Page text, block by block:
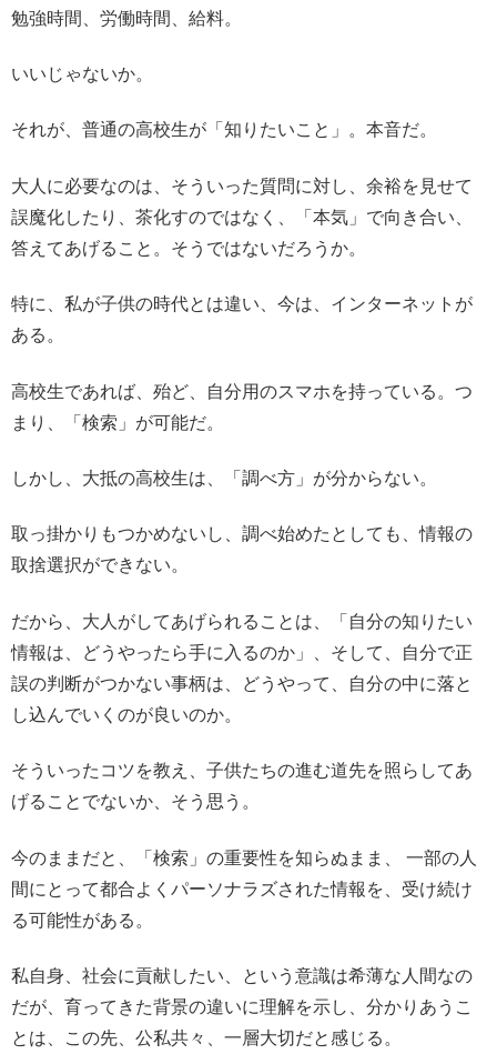
勉強時間、労働時間、給料。
いいじゃないか。
それが、普通の高校生が「知りたいこと」。本音だ。
大人に必要なのは、そういった質問に対し、余裕を見せて
誤魔化したり、茶化すのではなく、「本気」で向き合い、
答えてあげること。そうではないだろうか。
特に、私が子供の時代とは違い、今は、インターネットが
ある。
高校生であれば、殆ど、自分用のスマホを持っている。つ
まり、「検索」が可能だ。
しかし、大抵の高校生は、「調べ方」が分からない。
取っ掛かりもつかめないし、調べ始めたとしても、情報の
取捨選択ができない。
だから、大人がしてあげられることは、「自分の知りたい
情報は、どうやったら手に入るのか」、そして、自分で正
誤の判断がつかない事柄は、どうやって、自分の中に落と
し込んでいくのが良いのか。
そういったコツを教え、子供たちの進む道先を照らしてあ
げることでないか、そう思う。
今のままだと、「検索」の重要性を知らぬまま、 一部の人
間にとって都合よくパーソナラズされた情報を、受け続け
る可能性がある。
私自身、社会に貢献したい、という意識は希薄な人間なの
だが、育ってきた背景の違いに理解を示し、分かりあうこ
とは、この先、公私共々、一層大切だと感じる。